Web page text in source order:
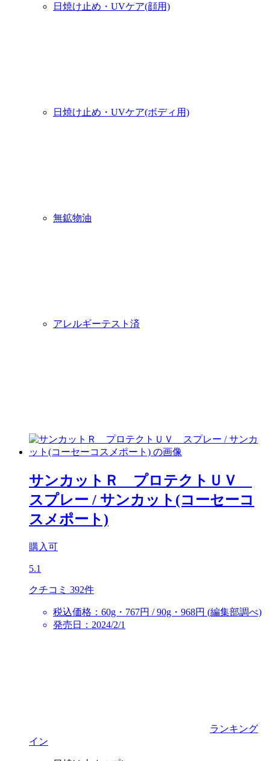
日焼け止め・UVケア(顔用)
日焼け止め・UVケア(ボディ用)
無鉱物油
アレルギーテスト済
サンカットＲ プロテクトＵＶ
スプレー / サンカット(コーセーコ
スメポート)
購入可
5.1
クチコミ 392件
税込価格：60g・767円 / 90g・968円 (編集部調べ)
発売日：2024/2/1
ランキング
イン